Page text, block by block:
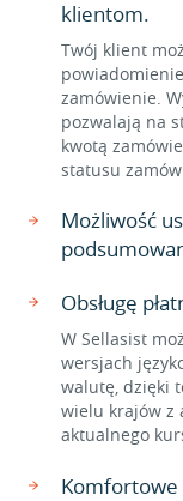
klientom.
Twój klient
zamówienie.
pozwalają na
kwotą
statusu
Możliwość
Obsługę
W Sellasist
wersjach
walutę, dzięki
wielu krajów z
aktualnego
Komfortowe